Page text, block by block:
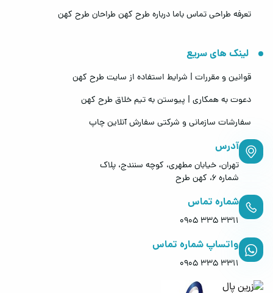
تعرفه طراحیتماس باما درباره طرح کهن طراحان طرح کهن
لینک های سریع
قوانین و مقررات | شرایط استفاده از سایت طرح کهن
دعوت به همکاری | پیوستن به تیم خلاق طرح کهن
سفارشات سازمانی و شرکتی سفارش آنلاین چاپ
آدرس
تهران، خیابان مطهری، کوچه سنندج، پلاک
شماره 6، کهن طرح
شماره تماس
0905 335 3311
واتساپ شماره تماس
0905 335 3311